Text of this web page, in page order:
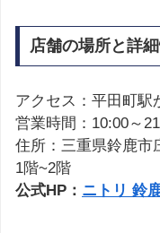
店舗の場所と詳
アクセス：平田町駅
営業時間：10:00～
住所：三重県鈴鹿市
1階~2階
公式HP： ニトリ 鈴